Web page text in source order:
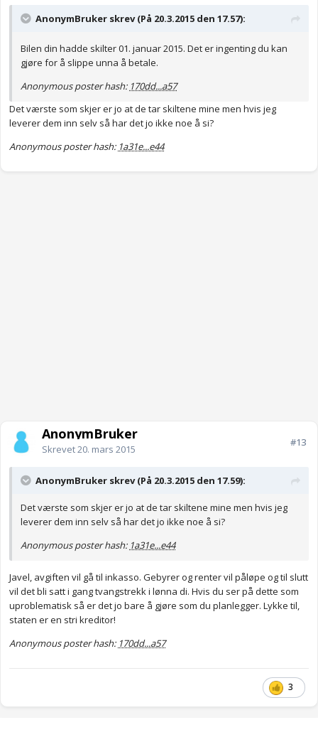
AnonymBruker skrev (På 20.3.2015 den 17.57):
Bilen din hadde skilter 01. januar 2015. Det er ingenting du kan
gjøre for å slippe unna å betale.
Anonymous poster hash: 170dd...a57
Det værste som skjer er jo at de tar skiltene mine men hvis jeg
leverer dem inn selv så har det jo ikke noe å si?
Anonymous poster hash: 1a31e...e44
AnonymBruker
Skrevet20. mars 2015
#13
AnonymBruker skrev (På 20.3.2015 den 17.59):
Det værste som skjer er jo at de tar skiltene mine men hvis jeg
leverer dem inn selv så har det jo ikke noe å si?
Anonymous poster hash: 1a31e...e44
Javel, avgiften vil gå til inkasso. Gebyrer og renter vil påløpe og til slutt
vil det bli satt i gang tvangstrekk i lønna di. Hvis du ser på dette som
uproblematisk så er det jo bare å gjøre som du planlegger. Lykke til,
staten er en stri kreditor!
Anonymous poster hash: 170dd...a57
3